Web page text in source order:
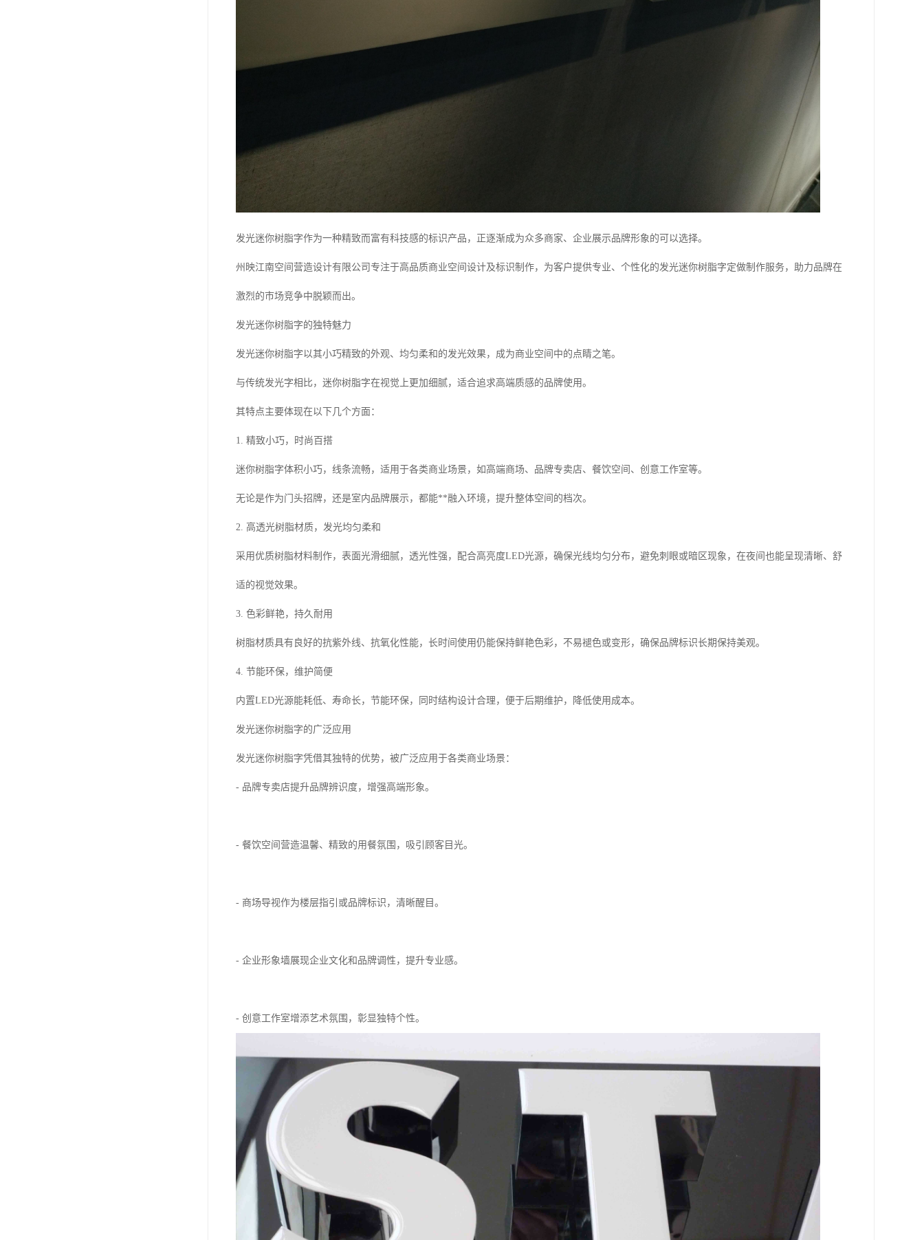
发光迷你树脂字作为一种精致而富有科技感的标识产品，正逐渐成为众多商家、企业展示品牌形象的可以选择。
州映江南空间营造设计有限公司专注于高品质商业空间设计及标识制作，为客户提供专业、个性化的发光迷你树脂字定做制作服务，助力品牌在
激烈的市场竞争中脱颖而出。
发光迷你树脂字的独特魅力
发光迷你树脂字以其小巧精致的外观、均匀柔和的发光效果，成为商业空间中的点睛之笔。
与传统发光字相比，迷你树脂字在视觉上更加细腻，适合追求高端质感的品牌使用。
其特点主要体现在以下几个方面：
1. 精致小巧，时尚百搭
迷你树脂字体积小巧，线条流畅，适用于各类商业场景，如高端商场、品牌专卖店、餐饮空间、创意工作室等。
无论是作为门头招牌，还是室内品牌展示，都能**融入环境，提升整体空间的档次。
2. 高透光树脂材质，发光均匀柔和
采用优质树脂材料制作，表面光滑细腻，透光性强，配合高亮度LED光源，确保光线均匀分布，避免刺眼或暗区现象，在夜间也能呈现清晰、舒
适的视觉效果。
3. 色彩鲜艳，持久耐用
树脂材质具有良好的抗紫外线、抗氧化性能，长时间使用仍能保持鲜艳色彩，不易褪色或变形，确保品牌标识长期保持美观。
4. 节能环保，维护简便
内置LED光源能耗低、寿命长，节能环保，同时结构设计合理，便于后期维护，降低使用成本。
发光迷你树脂字的广泛应用
发光迷你树脂字凭借其独特的优势，被广泛应用于各类商业场景：
- 品牌专卖店提升品牌辨识度，增强高端形象。
- 餐饮空间营造温馨、精致的用餐氛围，吸引顾客目光。
- 商场导视作为楼层指引或品牌标识，清晰醒目。
- 企业形象墙展现企业文化和品牌调性，提升专业感。
- 创意工作室增添艺术氛围，彰显独特个性。